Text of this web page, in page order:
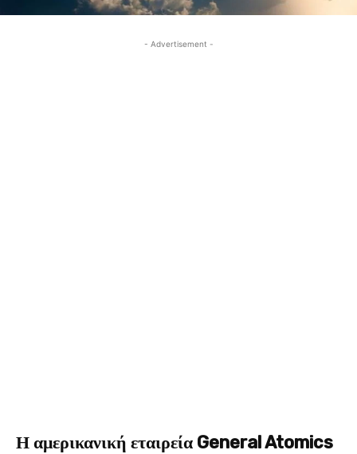
- Advertisement -
Η αμερικανική εταιρεία General Atomics